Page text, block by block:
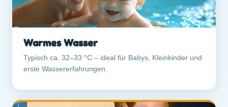
Warmes Wasser
Typisch ca. 32–33 °C – ideal für Babys, Kleinkinder und
erste Wassererfahrungen.